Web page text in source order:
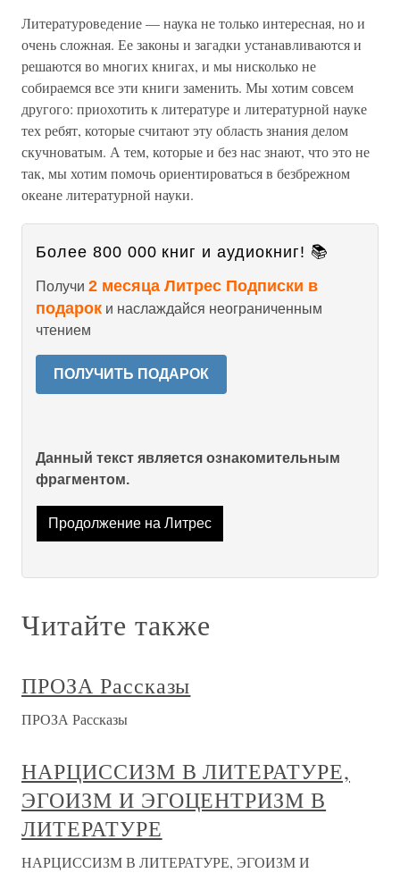
Литературоведение — наука не только интересная, но и
очень сложная. Ее законы и загадки устанавливаются и
решаются во многих книгах, и мы нисколько не
собираемся все эти книги заменить. Мы хотим совсем
другого: приохотить к литературе и литературной науке
тех ребят, которые считают эту область знания делом
скучноватым. А тем, которые и без нас знают, что это не
так, мы хотим помочь ориентироваться в безбрежном
океане литературной науки.
Более 800 000 книг и аудиокниг! 📚
Получи 2 месяца Литрес Подписки в
подарок и наслаждайся неограниченным
чтением
ПОЛУЧИТЬ ПОДАРОК
Данный текст является ознакомительным
фрагментом.
Продолжение на Литрес
Читайте также
ПРОЗА Рассказы
ПРОЗА Рассказы
НАРЦИССИЗМ В ЛИТЕРАТУРЕ,
ЭГОИЗМ И ЭГОЦЕНТРИЗМ В
ЛИТЕРАТУРЕ
НАРЦИССИЗМ В ЛИТЕРАТУРЕ, ЭГОИЗМ И